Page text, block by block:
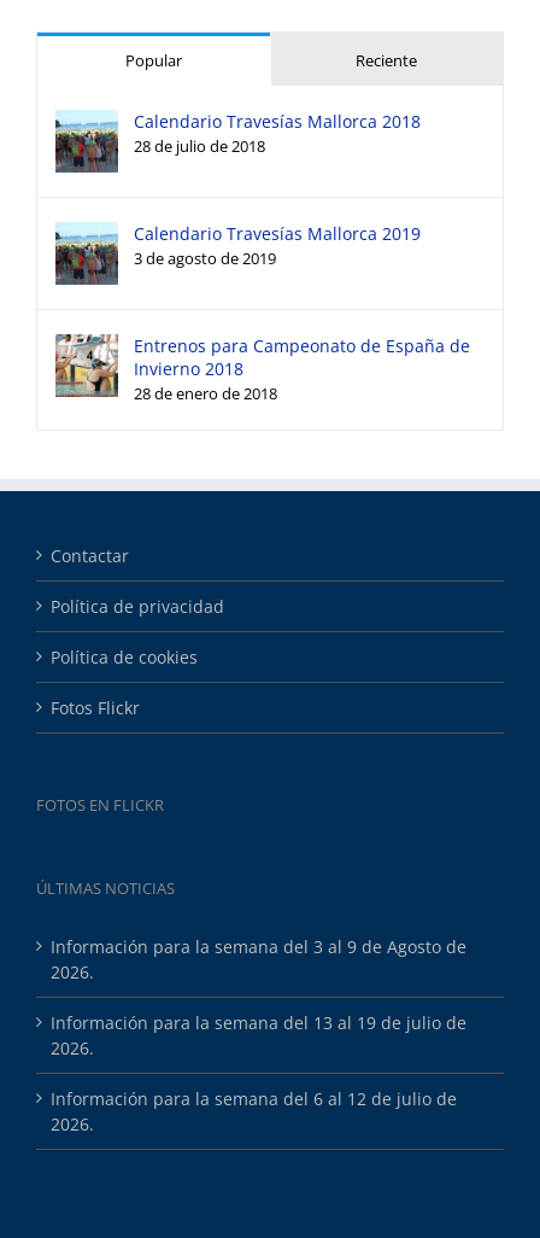
Popular Reciente
Calendario Travesías Mallorca 2018
28 de julio de 2018
Calendario Travesías Mallorca 2019
3 de agosto de 2019
Entrenos para Campeonato de España de
Invierno 2018
28 de enero de 2018
Contactar
Política de privacidad
Política de cookies
Fotos Flickr
FOTOS EN FLICKR
ÚLTIMAS NOTICIAS
Información para la semana del 3 al 9 de Agosto de
2026.
Información para la semana del 13 al 19 de julio de
2026.
Información para la semana del 6 al 12 de julio de
2026.